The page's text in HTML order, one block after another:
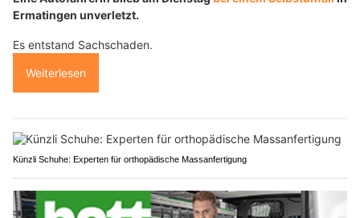
Ermatingen unverletzt.
Es entstand Sachschaden.
Weiterlesen
Künzli Schuhe: Experten für orthopädische Massanfertigung